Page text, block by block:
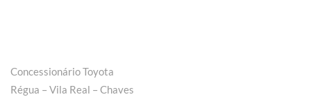
Concessionário Toyota
Régua – Vila Real – Chaves